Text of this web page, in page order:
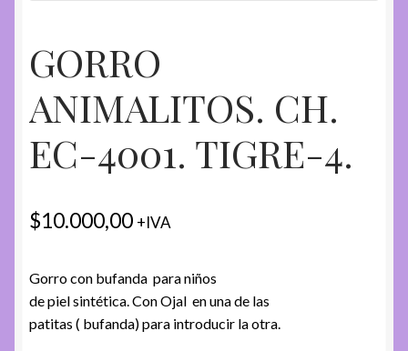
GORRO
ANIMALITOS. CH.
EC-4001. TIGRE-4.
$10.000,00 +IVA
Gorro con bufanda para niños
de piel sintética. Con Ojal en una de las
patitas ( bufanda) para introducir la otra.